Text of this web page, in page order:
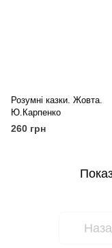
Розумні казки. Жовта.
Ю.Карпенко
260 грн